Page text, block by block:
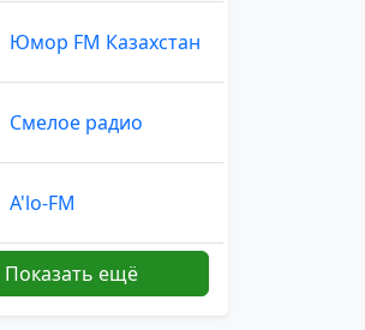
Юмор FM Казахстан
Смелое радио
A'lo-FM
НАШЕ РАДИО live
Показать ещё